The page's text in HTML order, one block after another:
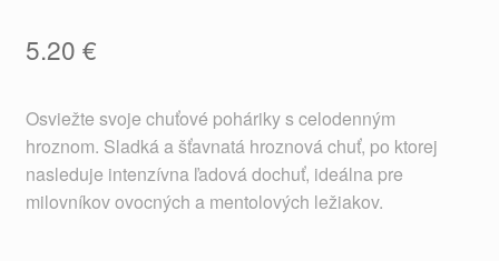
5.20 €
Osviežte svoje chuťové poháriky s celodenným
hroznom. Sladká a šťavnatá hroznová chuť, po ktorej
nasleduje intenzívna ľadová dochuť, ideálna pre
milovníkov ovocných a mentolových ležiakov.